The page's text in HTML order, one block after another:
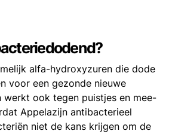
alfa-hydroxyzuren die dode
voor een gezonde nieuwe
werkt ook tegen puistjes en mee-
Appelazijn antibacterieel
niet de kans krijgen om de